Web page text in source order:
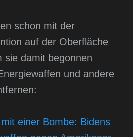
schon mit der
auf der Oberfläche
sie damit begonnen
und andere
einer Bombe: Bidens